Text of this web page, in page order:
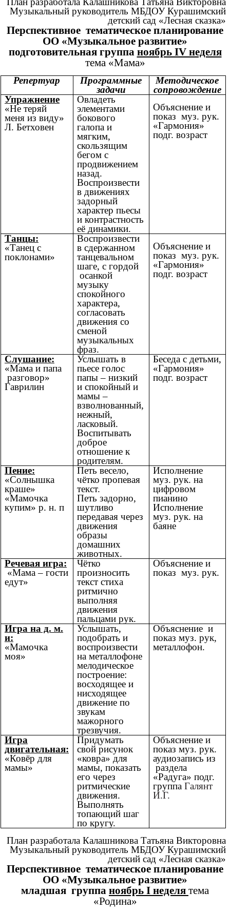
Музыкальный руководитель МБДОУ Курашимский
детский сад «Лесная сказка»
Перспективное тематическое планирование
ОО «Музыкальное развитие»
подготовительная группа ноябрь IV неделя
тема «Мама»
Репертуар
Программные
задачи
Методическое
сопровождение
Упражнение
«Не теряй
меня из виду»
Л. Бетховен
Овладеть
элементами
бокового
галопа и
мягким,
скользящим
бегом с
продвижением
назад.
Воспроизвести
в движениях
задорный
характер пьесы
и контрастность
её динамики.
Объяснение и
показ муз. рук.
«Гармония»
подг. возраст
Танцы:
«Танец с
поклонами»
Воспроизвести
в сдержанном
танцевальном
шаге, с гордой
осанкой
музыку
спокойного
характера,
согласовать
движения со
сменой
музыкальных
фраз.
Объяснение и
показ муз. рук.
«Гармония»
подг. возраст
Слушание:
«Мама и папа
разговор»
Гаврилин
Услышать в
пьесе голос
папы – низкий
и спокойный и
мамы –
взволнованный,
нежный,
ласковый.
Воспитывать
доброе
отношение к
родителям.
Беседа с детьми,
«Гармония»
подг. возраст
Пение:
«Солнышка
краше»
«Мамочка
купим» р. н. п
Петь весело,
чётко пропевая
текст.
Петь задорно,
шутливо
передавая через
движения
образы
домашних
животных.
Исполнение
муз. рук. на
цифровом
пианино
Исполнение
муз. рук. на
баяне
Речевая игра:
«Мама – гости
едут»
Чётко
произносить
текст стиха
ритмично
выполняя
движения
пальцами рук.
Объяснение и
показ муз. рук.
Игра на д. м.
и:
«Мамочка
моя»
Услышать,
подобрать и
воспроизвести
на металлофоне
мелодическое
построение:
восходящее и
нисходящее
движение по
звукам
мажорного
трезвучия.
Объяснение и
показ муз. рук,
металлофон.
Игра
двигательная:
«Ковёр для
мамы»
Придумать
свой рисунок
«ковра» для
мамы, показать
его через
ритмические
движения.
Выполнять
топающий шаг
по кругу.
Объяснение и
показ муз. рук.
аудиозапись из
раздела
«Радуга» подг.
группа Галянт
И.Г.
План разработала Калашникова Татьяна Викторовна
Музыкальный руководитель МБДОУ Курашимский
детский сад «Лесная сказка»
Перспективное тематическое планирование
ОО «Музыкальное развитие»
младшая группа ноябрь I неделя тема
«Родина»